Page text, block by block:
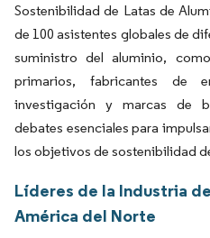
Sostenibilidad de Latas de
de 100 asistentes globales de
suministro del aluminio,
primarios, fabricantes de
investigación y marcas de
debates esenciales para
los objetivos de sostenibilidad
Líderes de la Industria
América del Norte